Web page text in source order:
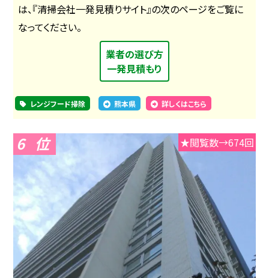
は、『清掃会社一発見積りサイト』の次のページをご覧に
なってください。
業者の選び方
一発見積もり
レンジフード掃除 熊本県 詳しくはこちら
6 ★閲覧数→674回